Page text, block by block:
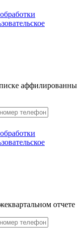
аффилированны
отчете